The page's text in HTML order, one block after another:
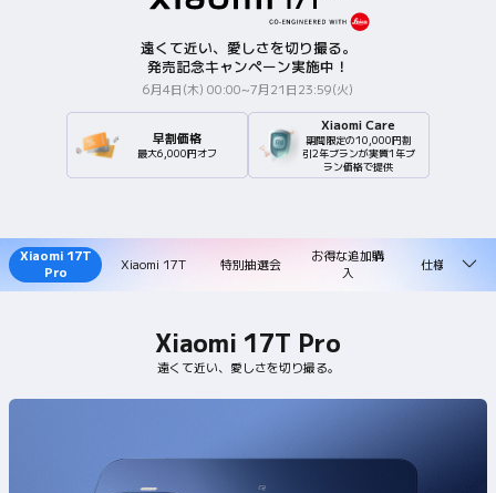
遠くて近い、愛しさを切り撮る。
発売記念キャンペーン実施中！
6月4日(木) 00:00~7月21日23:59(火)
早割価格
最大6,000円オフ
Xiaomi Care
期間限定の10,000円割
引2年ブランが実質1年ブ
ラン価格で提供
Xiaomi 17T
Pro
Xiaomi 17T 特別抽選会
お得な追加購
入
仕様一覧
Xiaomi 17T Pro
遠くて近い、愛しさを切り撮る。